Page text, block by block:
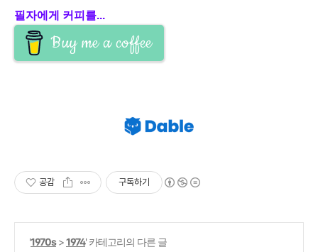
필자에게 커피를...
Buy me a coffee
공감 구독하기
'1970s>1974' 카테고리의 다른 글